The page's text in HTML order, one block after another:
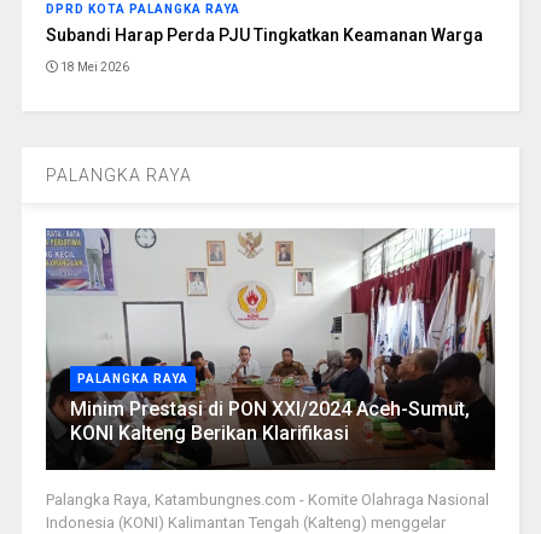
DPRD KOTA PALANGKA RAYA
Subandi Harap Perda PJU Tingkatkan Keamanan Warga
18 Mei 2026
PALANGKA RAYA
PALANGKA RAYA
Minim Prestasi di PON XXI/2024 Aceh-Sumut,
KONI Kalteng Berikan Klarifikasi
Palangka Raya, Katambungnes.com - Komite Olahraga Nasional
Indonesia (KONI) Kalimantan Tengah (Kalteng) menggelar